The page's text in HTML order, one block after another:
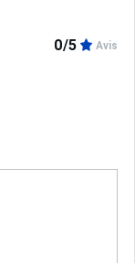
0/5 Avis